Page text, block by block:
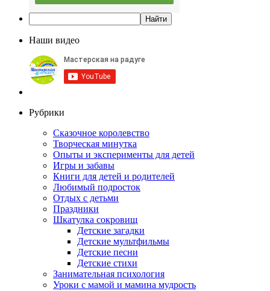
Наши видео
Рубрики
Сказочное королевство
Творческая минутка
Опыты и эксперименты для детей
Игры и забавы
Книги для детей и родителей
Любимый подросток
Отдых с детьми
Праздники
Шкатулка сокровищ
Детские загадки
Детские мультфильмы
Детские песни
Детские стихи
Занимательная психология
Уроки с мамой и мамина мудрость